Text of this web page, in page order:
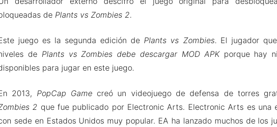
de Plants vs Zombies 2.
juego es la segunda edición de Plants vs Zombies. El jugador
de Plants vs Zombies debe descargar MOD APKporque hay
para jugar en este juego.
2013, PopCap Gamecreó un videojuego de defensa de torres
2 que fue publicado por Electronic Arts. Electronic Arts es una
sede en Estados Unidos muy popular. EA ha lanzado muchos de los